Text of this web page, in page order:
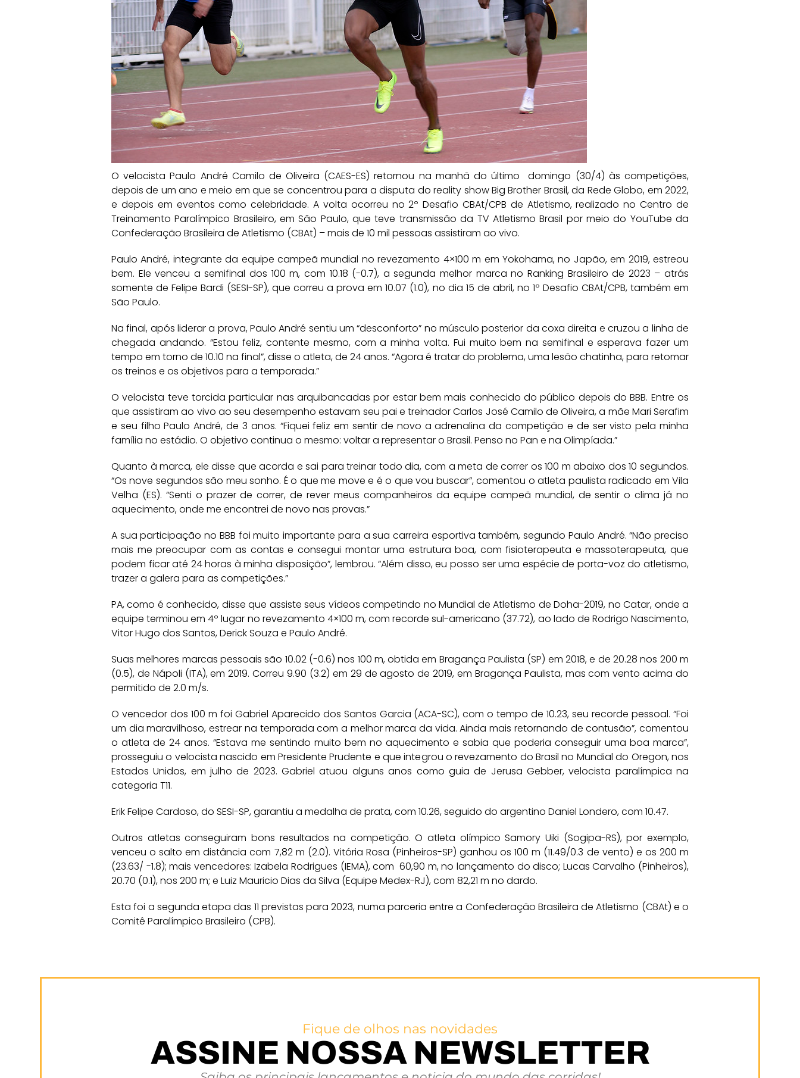
O velocista Paulo André Camilo de Oliveira (CAES-ES) retornou na manhã do último domingo (30/4) às competições,
depois de um ano e meio em que se concentrou para a disputa do reality show Big Brother Brasil, da Rede Globo, em 2022,
e depois em eventos como celebridade. A volta ocorreu no 2º Desafio CBAt/CPB de Atletismo, realizado no Centro de
Treinamento Paralímpico Brasileiro, em São Paulo, que teve transmissão da TV Atletismo Brasil por meio do YouTube da
Confederação Brasileira de Atletismo (CBAt) – mais de 10 mil pessoas assistiram ao vivo.
Paulo André, integrante da equipe campeã mundial no revezamento 4×100 m em Yokohama, no Japão, em 2019, estreou
bem. Ele venceu a semifinal dos 100 m, com 10.18 (-0.7), a segunda melhor marca no Ranking Brasileiro de 2023 – atrás
somente de Felipe Bardi (SESI-SP), que correu a prova em 10.07 (1.0), no dia 15 de abril, no 1º Desafio CBAt/CPB, também em
São Paulo.
Na final, após liderar a prova, Paulo André sentiu um “desconforto” no músculo posterior da coxa direita e cruzou a linha de
chegada andando. “Estou feliz, contente mesmo, com a minha volta. Fui muito bem na semifinal e esperava fazer um
tempo em torno de 10.10 na final”, disse o atleta, de 24 anos. “Agora é tratar do problema, uma lesão chatinha, para retomar
os treinos e os objetivos para a temporada.”
O velocista teve torcida particular nas arquibancadas por estar bem mais conhecido do público depois do BBB. Entre os
que assistiram ao vivo ao seu desempenho estavam seu pai e treinador Carlos José Camilo de Oliveira, a mãe Mari Serafim
e seu filho Paulo André, de 3 anos. “Fiquei feliz em sentir de novo a adrenalina da competição e de ser visto pela minha
família no estádio. O objetivo continua o mesmo: voltar a representar o Brasil. Penso no Pan e na Olimpíada.”
Quanto à marca, ele disse que acorda e sai para treinar todo dia, com a meta de correr os 100 m abaixo dos 10 segundos.
“Os nove segundos são meu sonho. É o que me move e é o que vou buscar”, comentou o atleta paulista radicado em Vila
Velha (ES). “Senti o prazer de correr, de rever meus companheiros da equipe campeã mundial, de sentir o clima já no
aquecimento, onde me encontrei de novo nas provas.”
A sua participação no BBB foi muito importante para a sua carreira esportiva também, segundo Paulo André. “Não preciso
mais me preocupar com as contas e consegui montar uma estrutura boa, com fisioterapeuta e massoterapeuta, que
podem ficar até 24 horas à minha disposição”, lembrou. “Além disso, eu posso ser uma espécie de porta-voz do atletismo,
trazer a galera para as competições.”
PA, como é conhecido, disse que assiste seus vídeos competindo no Mundial de Atletismo de Doha-2019, no Catar, onde a
equipe terminou em 4º lugar no revezamento 4×100 m, com recorde sul-americano (37.72), ao lado de Rodrigo Nascimento,
Vitor Hugo dos Santos, Derick Souza e Paulo André.
Suas melhores marcas pessoais são 10.02 (-0.6) nos 100 m, obtida em Bragança Paulista (SP) em 2018, e de 20.28 nos 200 m
(0.5), de Nápoli (ITA), em 2019. Correu 9.90 (3.2) em 29 de agosto de 2019, em Bragança Paulista, mas com vento acima do
permitido de 2.0 m/s.
O vencedor dos 100 m foi Gabriel Aparecido dos Santos Garcia (ACA-SC), com o tempo de 10.23, seu recorde pessoal. “Foi
um dia maravilhoso, estrear na temporada com a melhor marca da vida. Ainda mais retornando de contusão”, comentou
o atleta de 24 anos. “Estava me sentindo muito bem no aquecimento e sabia que poderia conseguir uma boa marca”,
prosseguiu o velocista nascido em Presidente Prudente e que integrou o revezamento do Brasil no Mundial do Oregon, nos
Estados Unidos, em julho de 2023. Gabriel atuou alguns anos como guia de Jerusa Gebber, velocista paralímpica na
categoria T11.
Erik Felipe Cardoso, do SESI-SP, garantiu a medalha de prata, com 10.26, seguido do argentino Daniel Londero, com 10.47.
Outros atletas conseguiram bons resultados na competição. O atleta olímpico Samory Uiki (Sogipa-RS), por exemplo,
venceu o salto em distância com 7,82 m (2.0). Vitória Rosa (Pinheiros-SP) ganhou os 100 m (11.49/0.3 de vento) e os 200 m
(23.63/ -1.8); mais vencedores: Izabela Rodrigues (IEMA), com 60,90 m, no lançamento do disco; Lucas Carvalho (Pinheiros),
20.70 (0.1), nos 200 m; e Luiz Mauricio Dias da Silva (Equipe Medex-RJ), com 82,21 m no dardo.
Esta foi a segunda etapa das 11 previstas para 2023, numa parceria entre a Confederação Brasileira de Atletismo (CBAt) e o
Comitê Paralímpico Brasileiro (CPB).
Fique de olhos nas novidades
ASSINE NOSSA NEWSLETTER